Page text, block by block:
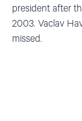
president after
2003. Vaclav
missed.